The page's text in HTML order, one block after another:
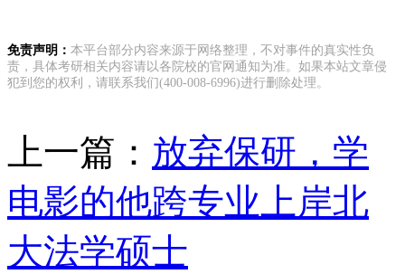
免责声明： 本平台部分内容来源于网络整理，不对事件的真实性负
责，具体考研相关内容请以各院校的官网通知为准。如果本站文章侵
犯到您的权利，请联系我们(400-008-6996)进行删除处理。
上一篇： 放弃保研，学
电影的他跨专业上岸北
大法学硕士